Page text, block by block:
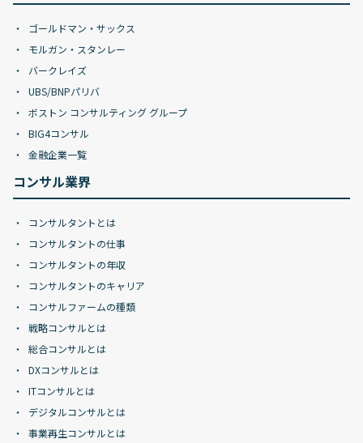
ゴールドマン・サックス
モルガン・スタンレー
バークレイズ
UBS/BNPパリバ
ボストン コンサルティング グループ
BIG4コンサル
金融企業一覧
コンサル業界
コンサルタントとは
コンサルタントの仕事
コンサルタントの年収
コンサルタントのキャリア
コンサルファームの種類
戦略コンサルとは
総合コンサルとは
DXコンサルとは
ITコンサルとは
デジタルコンサルとは
事業再生コンサルとは